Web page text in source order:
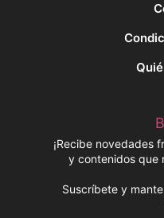
¡Recibe novedades
y contenidos que
Suscríbete y